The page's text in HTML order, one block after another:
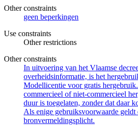
Other constraints
geen beperkingen
Use constraints
Other restrictions
Other constraints
In uitvoering van het Vlaamse
overheidsinformatie, is het
Modellicentie voor gratis
commercieel of niet-commercieel
duur is toegelaten, zonder dat daar
Als enige gebruiksvoorwaarde geldt
bronvermeldingsplicht.